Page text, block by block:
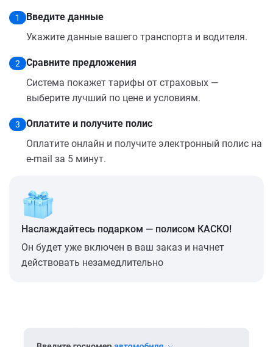
1
Введите данные
Укажите данные вашего транспорта и водителя.
2
Сравните предложения
Система покажет тарифы от страховых —
выберите лучший по цене и условиям.
3
Оплатите и получите полис
Оплатите онлайн и получите электронный полис на
e-mail за 5 минут.
Наслаждайтесь подарком — полисом КАСКО!
Он будет уже включен в ваш заказ и начнет
действовать незамедлительно